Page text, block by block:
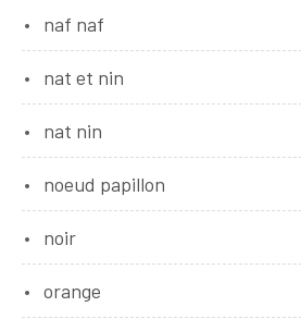
naf naf
nat et nin
nat nin
noeud papillon
noir
orange